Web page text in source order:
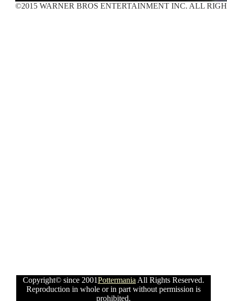
©2015 WARNER BROS ENTERTAINMENT INC. ALL
Copyright© since 2001Pottermania All Rights Reserved.
Reproduction in whole or in part without permission is
prohibited.